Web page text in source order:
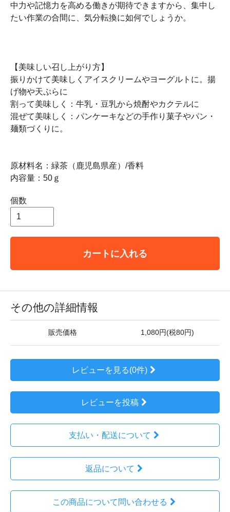
中力や記憶力を高める働きが期待できますから、集中し
たい作業の合間に、気分転換に如何でしょうか。
【美味しい召し上がり方】
振りかけて美味しくアイスクリームやヨーグルトに。揚
げ物や天ぷらに
割って美味しく：牛乳・豆乳から焼酎やカクテルに
混ぜて美味しく：パンケーキなどの手作り菓子やパン・
麺類づくりに。
原材料名：緑茶（鹿児島県産）/香料
内容量：50ｇ
個数
カートに入れる
その他の詳細情報
販売価格 1,080円(税80円)
レビューを見る(0件)
レビューを投稿
支払い・配送について
返品について
この商品について問い合わせる